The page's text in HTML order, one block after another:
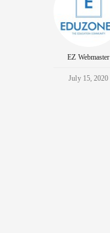
EZ Webmaster
July 15, 2020